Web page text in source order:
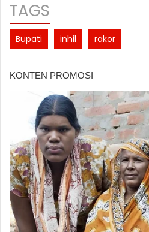
TAGS
Bupati inhil rakor